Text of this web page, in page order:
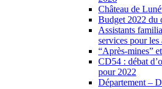
Château de
Budget 2022 du
Assistants
services pour les
“Après-mines”
CD54 : débat
pour 2022
Département –